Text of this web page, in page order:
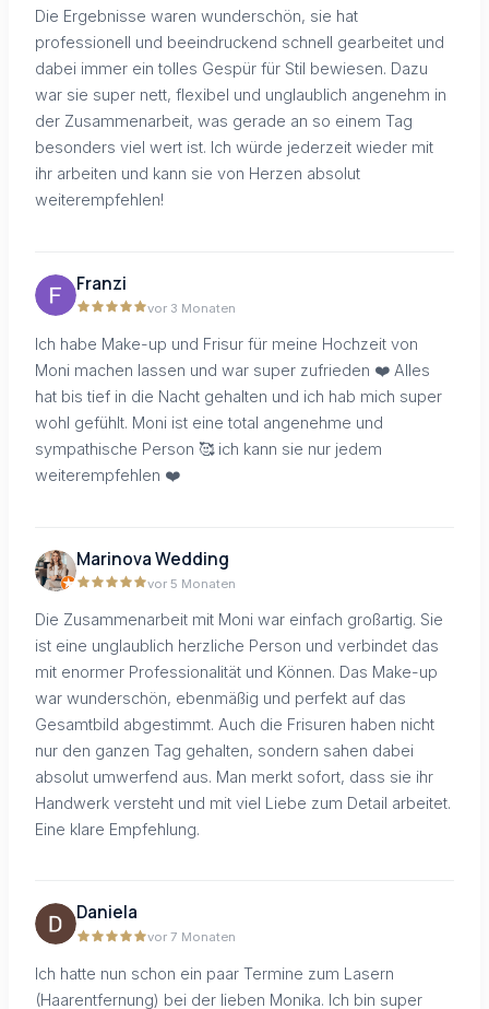
Die Ergebnisse waren wunderschön, sie hat
professionell und beeindruckend schnell gearbeitet und
dabei immer ein tolles Gespür für Stil bewiesen. Dazu
war sie super nett, flexibel und unglaublich angenehm in
der Zusammenarbeit, was gerade an so einem Tag
besonders viel wert ist. Ich würde jederzeit wieder mit
ihr arbeiten und kann sie von Herzen absolut
weiterempfehlen!
Franzi
vor 3 Monaten
Ich habe Make-up und Frisur für meine Hochzeit von
Moni machen lassen und war super zufrieden ❤️ Alles
hat bis tief in die Nacht gehalten und ich hab mich super
wohl gefühlt. Moni ist eine total angenehme und
sympathische Person 🥰 ich kann sie nur jedem
weiterempfehlen ❤️
Marinova Wedding
vor 5 Monaten
Die Zusammenarbeit mit Moni war einfach großartig. Sie
ist eine unglaublich herzliche Person und verbindet das
mit enormer Professionalität und Können. Das Make-up
war wunderschön, ebenmäßig und perfekt auf das
Gesamtbild abgestimmt. Auch die Frisuren haben nicht
nur den ganzen Tag gehalten, sondern sahen dabei
absolut umwerfend aus. Man merkt sofort, dass sie ihr
Handwerk versteht und mit viel Liebe zum Detail arbeitet.
Eine klare Empfehlung.
Daniela
vor 7 Monaten
Ich hatte nun schon ein paar Termine zum Lasern
(Haarentfernung) bei der lieben Monika. Ich bin super